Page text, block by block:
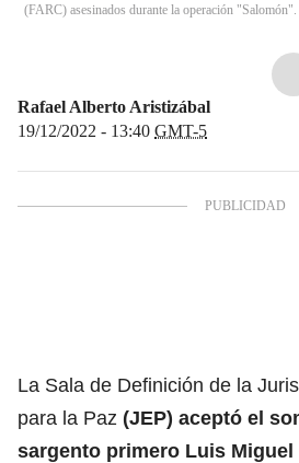
(FARC) asesinados durante la operación "Salomón".
Rafael Alberto Aristizábal
19/12/2022 - 13:40 GMT-5
La Sala de Definición de la
para la Paz (JEP) aceptó el
sargento primero Luis Miguel